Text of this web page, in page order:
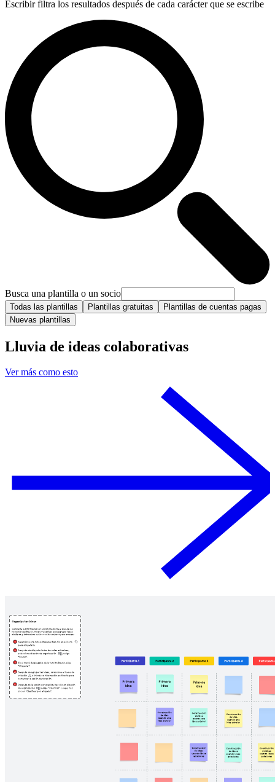
Escribir filtra los resultados después de cada carácter que se escribe
Busca una plantilla o un socio
Todas las plantillas Plantillas gratuitas
Plantillas de cuentas pagas
Nuevas plantillas
Lluvia de ideas colaborativas
Ver más como esto